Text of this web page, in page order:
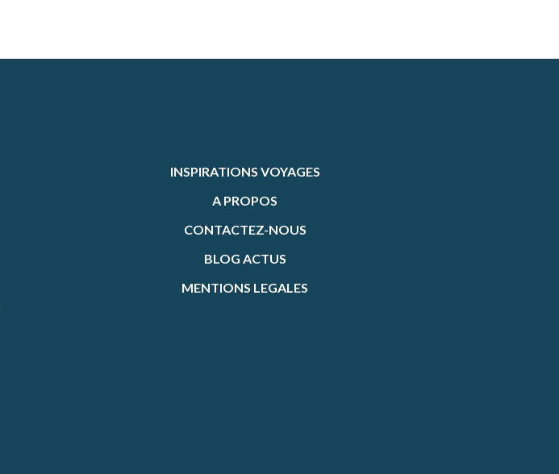
INSPIRATIONS VOYAGES
A PROPOS
CONTACTEZ-NOUS
BLOG ACTUS
MENTIONS LEGALES